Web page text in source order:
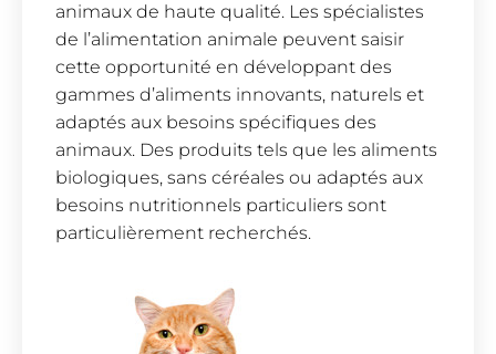
animaux de haute qualité. Les spécialistes
de l’alimentation animale peuvent saisir
cette opportunité en développant des
gammes d’aliments innovants, naturels et
adaptés aux besoins spécifiques des
animaux. Des produits tels que les aliments
biologiques, sans céréales ou adaptés aux
besoins nutritionnels particuliers sont
particulièrement recherchés.